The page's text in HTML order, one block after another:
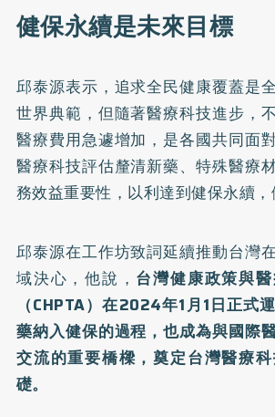
健保永續是未來目標
邱泰源表示，追求全民健康覆蓋是
世界典範，但隨著醫療科技進步，
醫療費用急遽增加，是各國共同面
醫療科技評估釐清新藥、特殊醫療
務效益重要性，以利達到健保永續，
邱泰源在工作坊致詞延續推動台灣
域決心，他說， 台灣健康政策與
（CHPTA）在2024年1月1日正式
藥納入健保的過程，也成為與國際
交流的重要橋樑，奠定台灣醫療
礎。